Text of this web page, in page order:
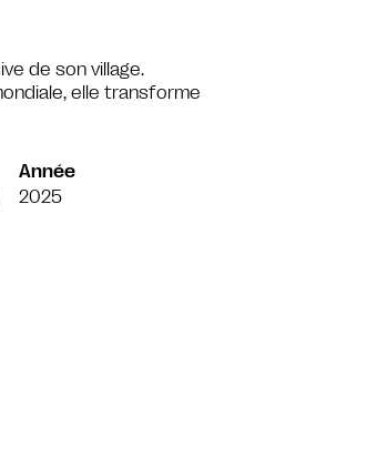
de son village.
elle transforme
Année
2025